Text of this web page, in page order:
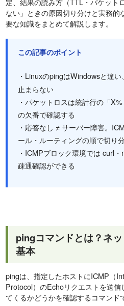
ない」ときの原因切り分けと実務
要な知識をまとめて解説します。
この記事のポイント
・LinuxのpingはWindowsと違い、
止まらない
・パケットロスは統計行の「
の欠番で確認する
・応答なし ≠ サーバー障害。
ール・ルーティングの順で切り
・ICMPブロック環境では curl
疎通確認ができる
pingコマンドとは？ネ
基本
pingは、指定したホストにICMP（
Protocol）のEchoリクエストを送
てくるかどうかを確認するコマンド